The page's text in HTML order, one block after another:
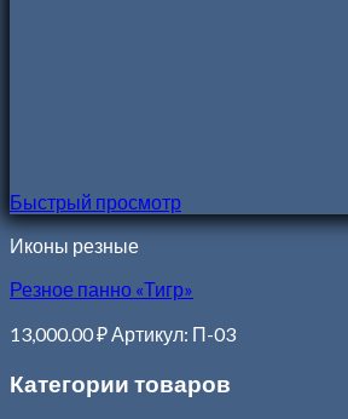
Быстрый просмотр
Иконы резные
Резное панно «Тигр»
13,000.00₽Артикул: П-03
Категории товаров